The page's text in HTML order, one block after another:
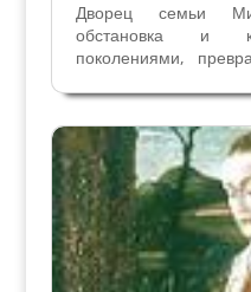
Дворец семьи
обстановка и
поколениями,
Неизвестная
предстоит
аристократической
в...